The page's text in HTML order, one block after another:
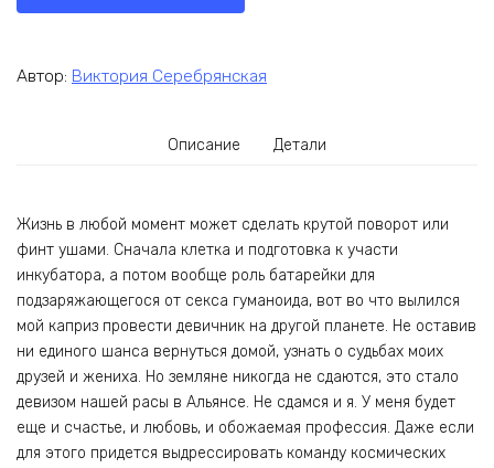
Автор: Виктория Серебрянская
Описание Детали
Жизнь в любой момент может сделать крутой поворот или
финт ушами. Сначала клетка и подготовка к участи
инкубатора, а потом вообще роль батарейки для
подзаряжающегося от секса гуманоида, вот во что вылился
мой каприз провести девичник на другой планете. Не оставив
ни единого шанса вернуться домой, узнать о судьбах моих
друзей и жениха. Но земляне никогда не сдаются, это стало
девизом нашей расы в Альянсе. Не сдамся и я. У меня будет
еще и счастье, и любовь, и обожаемая профессия. Даже если
для этого придется выдрессировать команду космических